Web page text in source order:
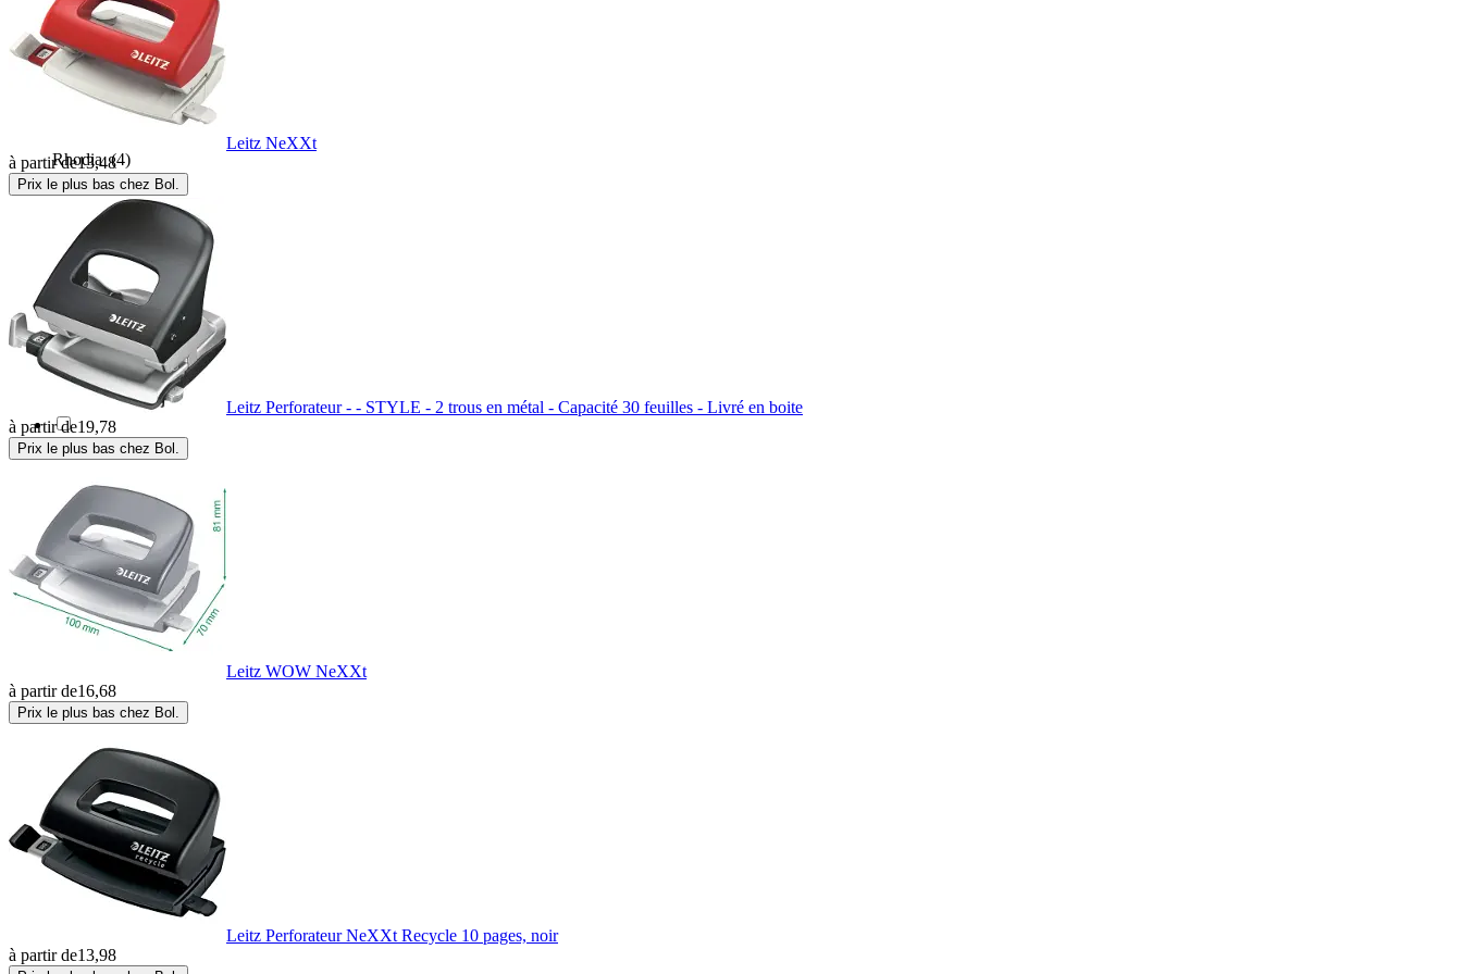
Rapesco(14)
Rexel(2)
Rhodia(4)
Sakura
Sans marque (1)
SAX(1)
(31)
Starpak(1)
Tartan(1)
TESA(2)
Tombow(2)
UHU
Vevor(1)
Wedo(1)
Leitz NeXXt
à partir de13,48
Prix le plus bas chez Bol.
Leitz Perforateur - - STYLE - 2 trous en métal - Capacité 30 feuilles - Livré en boite
à partir de19,78
Prix le plus bas chez Bol.
Leitz WOW NeXXt
à partir de16,68
Prix le plus bas chez Bol.
Leitz Perforateur NeXXt Recycle 10 pages, noir
à partir de13,98